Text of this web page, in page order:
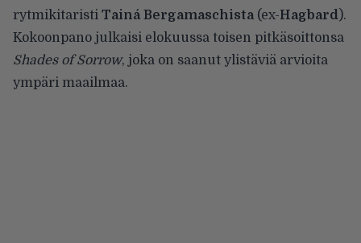
rytmikitaristi Tainá Bergamaschista(ex-Hagbard).
Kokoonpano julkaisi elokuussa toisen pitkäsoittonsa
Shades of Sorrow, joka on saanut ylistäviä arvioita
ympäri maailmaa.